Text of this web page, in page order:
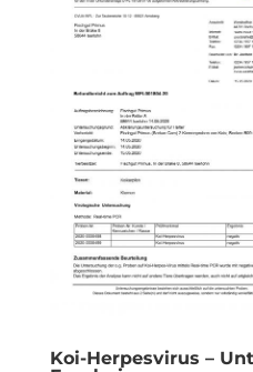
Koi-Herpesvirus –